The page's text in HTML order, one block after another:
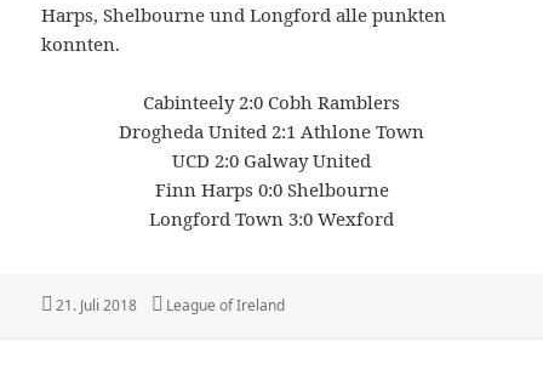
Harps, Shelbourne und Longford alle punkten
konnten.
Cabinteely 2:0 Cobh Ramblers
Drogheda United 2:1 Athlone Town
UCD 2:0 Galway United
Finn Harps 0:0 Shelbourne
Longford Town 3:0 Wexford
Veröffentlicht
21. Juli 2018 Kategorien
League of Ireland